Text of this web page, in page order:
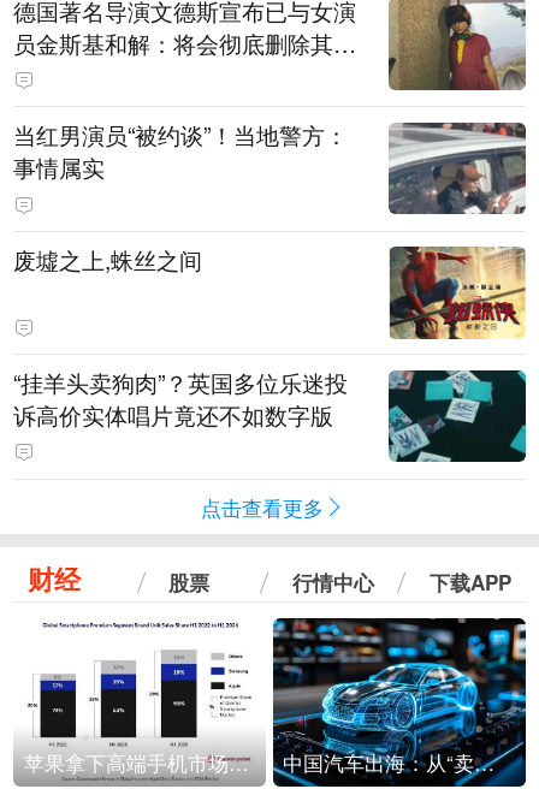
德国著名导演文德斯宣布已与女演
员金斯基和解：将会彻底删除其上
身裸露的画面
当红男演员“被约谈”！当地警方：
事情属实
废墟之上,蛛丝之间
“挂羊头卖狗肉”？英国多位乐迷投
诉高价实体唱片竟还不如数字版
点击查看更多
财经 股票 行情中心 下载APP
苹果拿下高端手机市场65%的份额：iPhone 17系列功不可没 中国汽车出海：从“卖出去”到“走进去”